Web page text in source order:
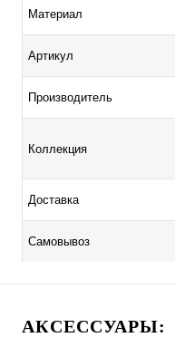
Материал
Артикул
Производитель
Коллекция
Доставка
Самовывоз
АКСЕССУАРЫ: